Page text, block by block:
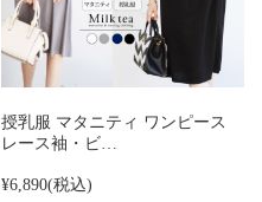
授乳服 マタニティ ワンピース
レース袖・ビ…
¥6,890(税込)